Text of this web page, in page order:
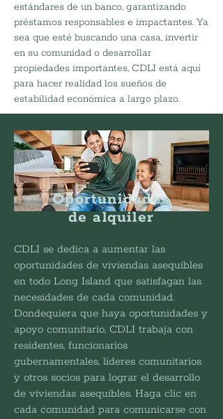
estándares de un banco, garantizando
préstamos responsables e impactantes. Ya
sea que esté buscando una casa, invertir
en su comunidad o desarrollar
propiedades importantes, CDLI está aquí
para hacer realidad los sueños de
estabilidad económica a largo plazo.
Oportunidades
de alquiler
CDLI se dedica a aumentar las
oportunidades de viviendas asequibles
en todo Long Island que satisfagan las
necesidades de cada comunidad.
Dondequiera que haya oportunidades y
apoyo comunitario, CDLI trabaja con
residentes, funcionarios
gubernamentales, líderes comunitarios
y otros socios para lograr el desarrollo
de viviendas asequibles. Haga clic en
cada comunidad para comunicarse con